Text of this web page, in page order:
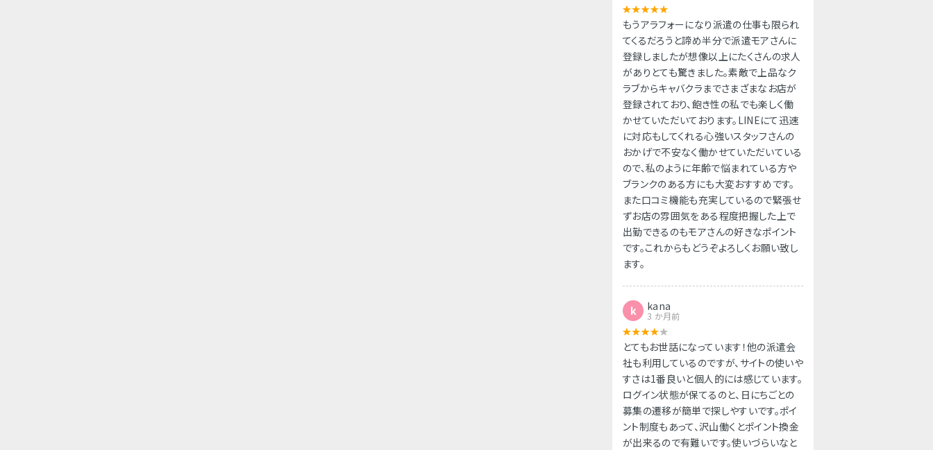
もうアラフォーになり派遣の仕事も限られ
てくるだろうと諦め半分で派遣モアさんに
登録しましたが想像以上にたくさんの求人
がありとても驚きました。素敵で上品なク
ラブからキャバクラまでさまざまなお店が
登録されており、飽き性の私でも楽しく働
かせていただいております。LINEにて迅速
に対応もしてくれる心強いスタッフさんの
おかげで不安なく働かせていただいている
ので、私のように年齢で悩まれている方や
ブランクのある方にも大変おすすめです。
また口コミ機能も充実しているので緊張せ
ずお店の雰囲気をある程度把握した上で
出勤できるのもモアさんの好きなポイント
です。これからもどうぞよろしくお願い致し
ます。
k kana
3 か月前
とてもお世話になっています！他の派遣会
社も利用しているのですが、サイトの使いや
すさは1番良いと個人的には感じています。
ログイン状態が保てるのと、日にちごとの
募集の遷移が簡単で探しやすいです。ポイ
ント制度もあって、沢山働くとポイント換金
が出来るので有難いです。使いづらいなと